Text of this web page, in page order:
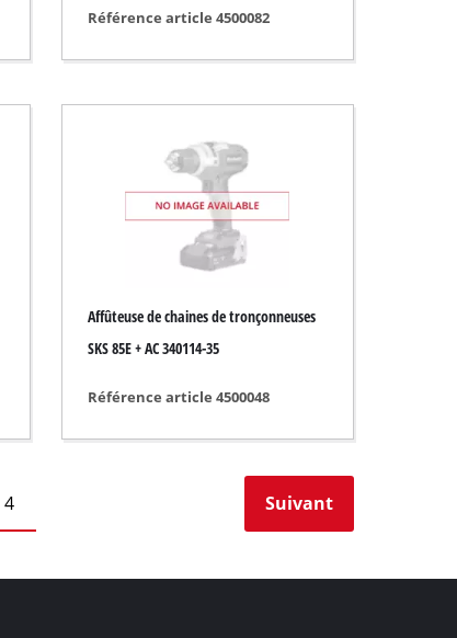
Référence article 4500082
Affûteuse de chaines de tronçonneuses
SKS 85E + AC 340114-35
Référence article 4500048
4 Suivant